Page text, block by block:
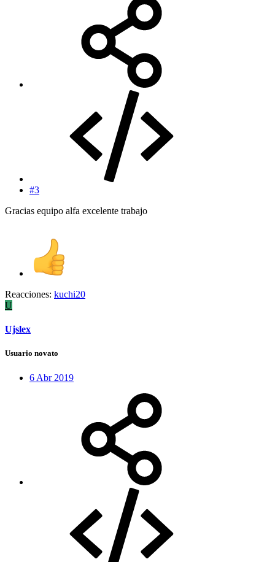
#3
Gracias equipo alfa excelente trabajo
Reacciones: kuchi20
U
Ujslex
Usuario novato
6 Abr 2019